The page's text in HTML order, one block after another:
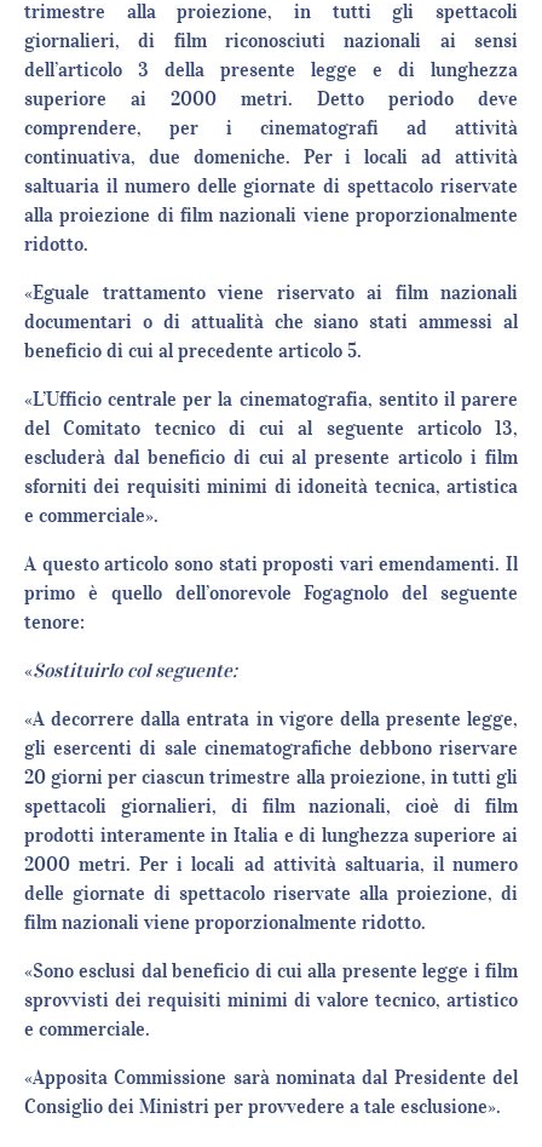
trimestre alla proiezione, in tutti gli spettacoli
giornalieri, di film riconosciuti nazionali ai sensi
dell’articolo 3 della presente legge e di lunghezza
superiore ai 2000 metri. Detto periodo deve
comprendere, per i cinematografi ad attività
continuativa, due domeniche. Per i locali ad attività
saltuaria il numero delle giornate di spettacolo riservate
alla proiezione di film nazionali viene proporzionalmente
ridotto.
«Eguale trattamento viene riservato ai film nazionali
documentari o di attualità che siano stati ammessi al
beneficio di cui al precedente articolo 5.
«L’Ufficio centrale per la cinematografia, sentito il parere
del Comitato tecnico di cui al seguente articolo 13,
escluderà dal beneficio di cui al presente articolo i film
sforniti dei requisiti minimi di idoneità tecnica, artistica
e commerciale».
A questo articolo sono stati proposti vari emendamenti. Il
primo è quello dell’onorevole Fogagnolo del seguente
tenore:
«Sostituirlo col seguente:
«A decorrere dalla entrata in vigore della presente legge,
gli esercenti di sale cinematografiche debbono riservare
20 giorni per ciascun trimestre alla proiezione, in tutti gli
spettacoli giornalieri, di film nazionali, cioè di film
prodotti interamente in Italia e di lunghezza superiore ai
2000 metri. Per i locali ad attività saltuaria, il numero
delle giornate di spettacolo riservate alla proiezione, di
film nazionali viene proporzionalmente ridotto.
«Sono esclusi dal beneficio di cui alla presente legge i film
sprovvisti dei requisiti minimi di valore tecnico, artistico
e commerciale.
«Apposita Commissione sarà nominata dal Presidente del
Consiglio dei Ministri per provvedere a tale esclusione».